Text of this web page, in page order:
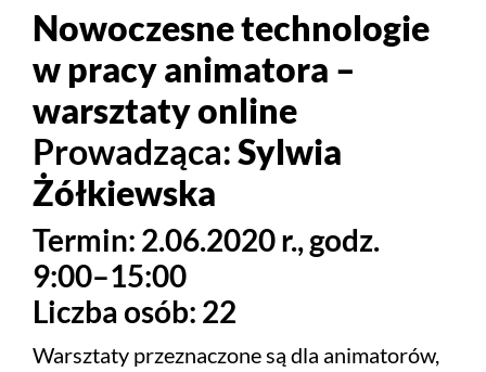
Nowoczesne technologie
w pracy animatora –
warsztaty online
Prowadząca:Sylwia
Żółkiewska
Termin: 2.06.2020 r., godz.
9:00–15:00
Liczba osób: 22
Warsztaty przeznaczone są dla animatorów,